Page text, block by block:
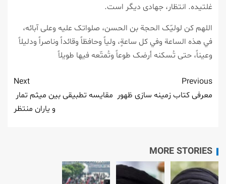
غلتیده. انتظار، جهادی دیگر است.
اللهم کن لولیّک الحجة بن الحسن، صلواتک علیه وعلی آبائه،
في هذه الساعة وفي کل ساعةٍ، ولیاً وحافظاً وقائداً وناصراً ودلیلاً
وعیناً، حتی تُسکنه أرضک طوعاً وتُمتّعه فیها طویلاً
Previous
معرفی کتاب زمینه سازی ظهور
Next
مقایسه تطبیقی بین میثم تمار
و یاران منتظر
MORE STORIES